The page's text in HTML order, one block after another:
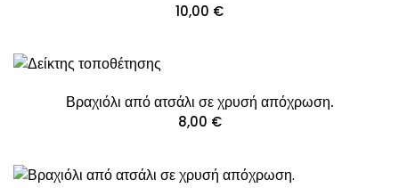
10,00 €
Βραχιόλι από ατσάλι σε χρυσή απόχρωση.
8,00 €